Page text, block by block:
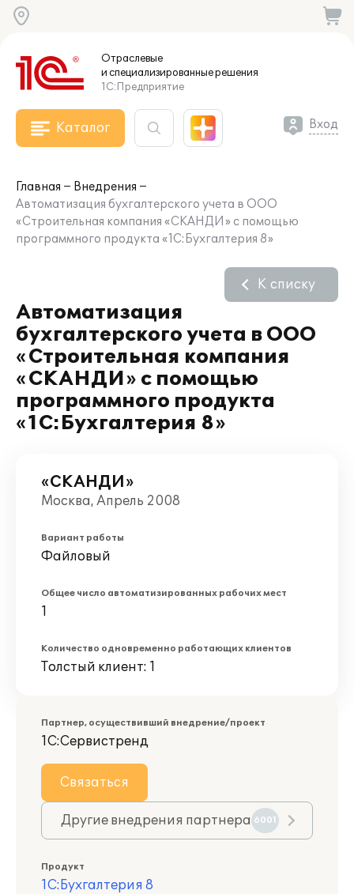
Отраслевые
и специализированныерешения
1С:Предприятие
Каталог Вход
Главная
Внедрения
Автоматизация бухгалтерского учета в ООО
«Строительная компания «СКАНДИ» с помощью
программного продукта «1С:Бухгалтерия 8»
Автоматизация
бухгалтерского учета в ООО
«Строительная компания
«СКАНДИ» с помощью
программного продукта
«1С:Бухгалтерия 8»
К списку
«СКАНДИ»
Москва, Апрель 2008
Вариант работы
Файловый
Общее число автоматизированных рабочих мест
1
Количество одновременно работающих клиентов
Толстый клиент: 1
Партнер, осуществивший внедрение/проект
1С:Сервистренд
Связаться
Другие внедрения партнера 6001
Продукт
1С:Бухгалтерия 8